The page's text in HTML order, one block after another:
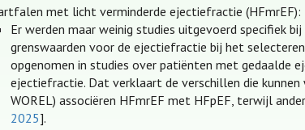
met licht verminderde ejectiefractie (HFmrEF):
Er werden maar weinig studies uitgevoerd specifiek
grenswaarden voor de ejectiefractie bij het
opgenomen in studies over patiënten met gedaalde
ejectiefractie. Dat verklaart de verschillen die
WOREL) associëren HFmrEF met HFpEF, terwijl
2025].